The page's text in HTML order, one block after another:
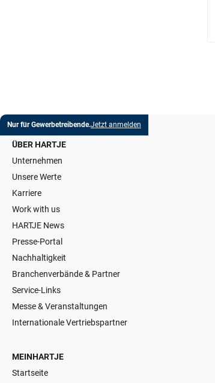
Nur für Gewerbetreibende.Jetzt anmelden
ÜBER HARTJE
Unternehmen
Unsere Werte
Karriere
Work with us
HARTJE News
Presse-Portal
Nachhaltigkeit
Branchenverbände & Partner
Service-Links
Messe & Veranstaltungen
Internationale Vertriebspartner
MEINHARTJE
Startseite